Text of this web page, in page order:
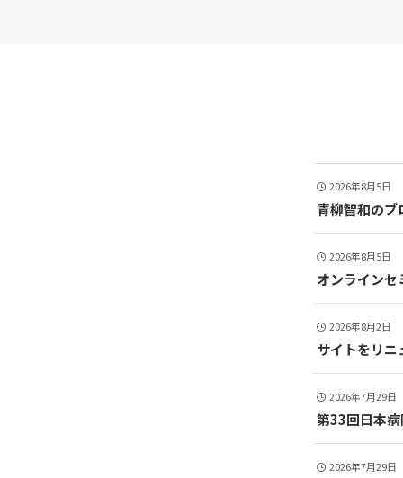
2026年8月5日
青柳智和のブ
2026年8月5日
オンラインセ
2026年8月2日
サイトをリニ
2026年7月29日
第33回日本
2026年7月29日